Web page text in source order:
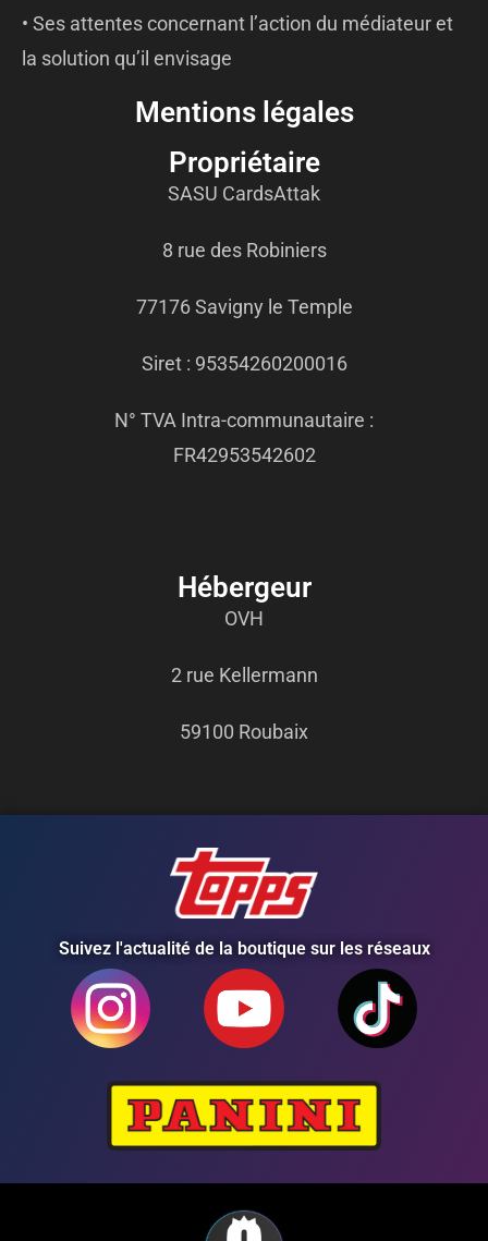
• Ses attentes concernant l’action du médiateur et
la solution qu’il envisage
Mentions légales
Propriétaire
SASU CardsAttak
8 rue des Robiniers
77176 Savigny le Temple
Siret : 95354260200016
N° TVA Intra-communautaire :
FR42953542602
Hébergeur
OVH
2 rue Kellermann
59100 Roubaix
Suivez l'actualité de la boutique sur les réseaux